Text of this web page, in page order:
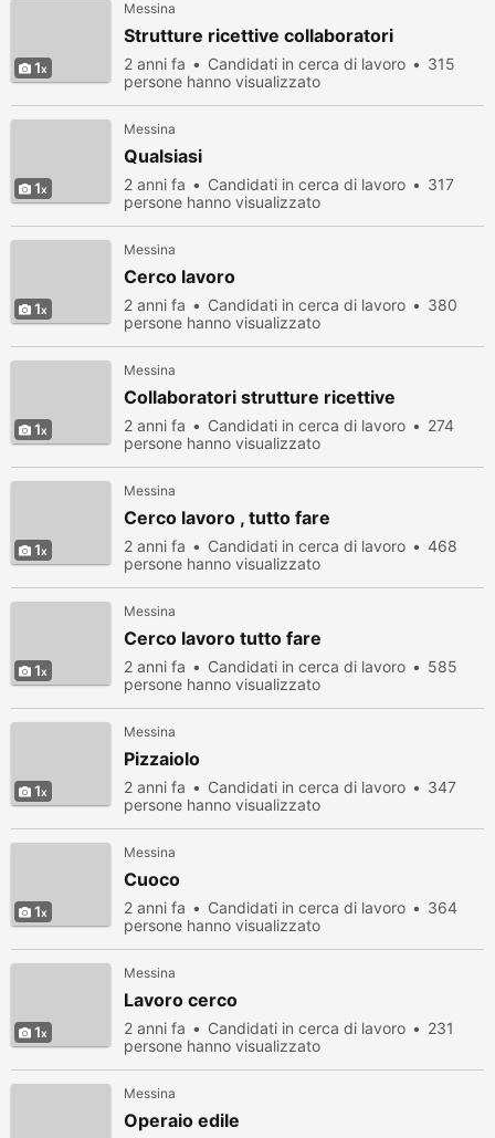
1
Messina
Strutture ricettive collaboratori
2 anni fa Candidati in cerca di lavoro
315
persone hanno visualizzato
1
Messina
Qualsiasi
2 anni fa Candidati in cerca di lavoro
317
persone hanno visualizzato
1
Messina
Cerco lavoro
2 anni fa Candidati in cerca di lavoro
380
persone hanno visualizzato
1
Messina
Collaboratori strutture ricettive
2 anni fa Candidati in cerca di lavoro
274
persone hanno visualizzato
1
Messina
Cerco lavoro , tutto fare
2 anni fa Candidati in cerca di lavoro
468
persone hanno visualizzato
1
Messina
Cerco lavoro tutto fare
2 anni fa Candidati in cerca di lavoro
585
persone hanno visualizzato
1
Messina
Pizzaiolo
2 anni fa Candidati in cerca di lavoro
347
persone hanno visualizzato
1
Messina
Cuoco
2 anni fa Candidati in cerca di lavoro
364
persone hanno visualizzato
1
Messina
Lavoro cerco
2 anni fa Candidati in cerca di lavoro
231
persone hanno visualizzato
Messina
Operaio edile